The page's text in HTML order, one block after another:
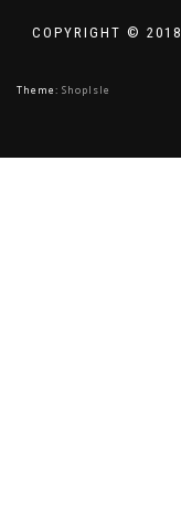
COPYRIGHT © 2018
Theme: ShopIsle